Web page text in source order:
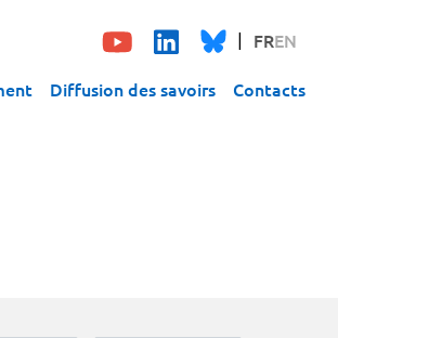
FREN
Diffusion des savoirs Contacts